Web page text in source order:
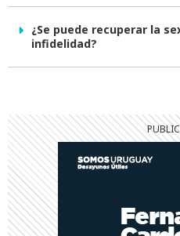
¿Se puede recuperar la
infidelidad?